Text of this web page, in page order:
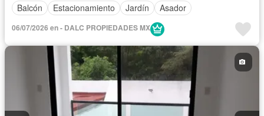
Balcón
Estacionamiento Jardín Asador
06/07/2026 en - DALC PROPIEDADES MX